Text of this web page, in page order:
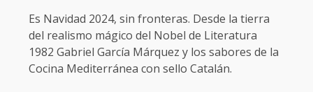
Es Navidad 2024, sin fronteras. Desde la tierra
del realismo mágico del Nobel de Literatura
1982 Gabriel García Márquez y los sabores de la
Cocina Mediterránea con sello Catalán.